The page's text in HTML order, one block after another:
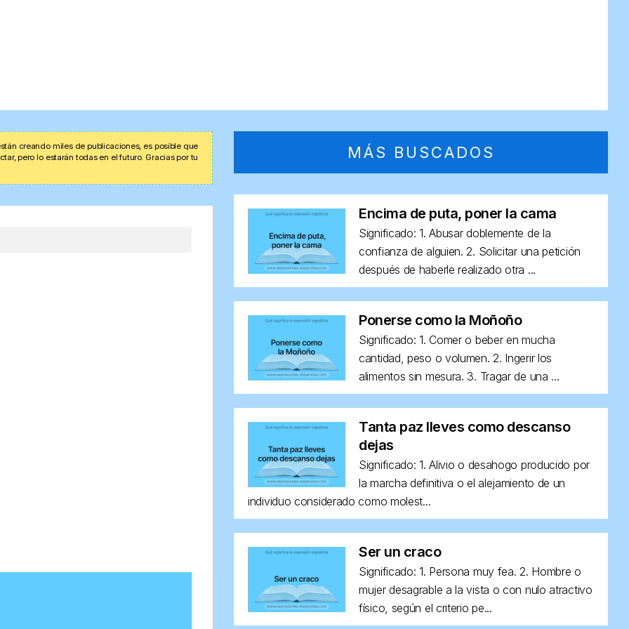
creando miles de publicaciones, es posible que
pero lo estarán todas en el futuro. Gracias por tu
MÁS BUSCADOS
Encima de puta, poner la cama
Significado: 1. Abusar doblemente de la
confianza de alguien. 2. Solicitar una petición
después de haberle realizado otra ...
Ponerse como la Moñoño
Significado: 1. Comer o beber en mucha
cantidad, peso o volumen. 2. Ingerir los
alimentos sin mesura. 3. Tragar de una ...
Tanta paz lleves como descanso
dejas
Significado: 1. Alivio o desahogo producido por
la marcha definitiva o el alejamiento de un
individuo considerado como molest...
Ser un craco
Significado: 1. Persona muy fea. 2. Hombre o
mujer desagrable a la vista o con nulo atractivo
físico, según el criterio pe...